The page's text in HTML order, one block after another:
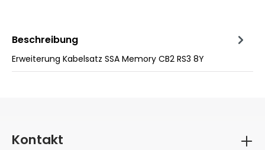
Beschreibung
Erweiterung Kabelsatz SSA Memory CB2 RS3 8Y
Kontakt